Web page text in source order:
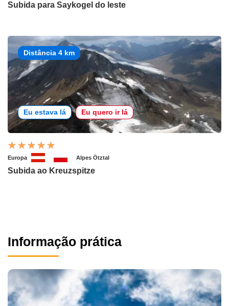
Subida para Saykogel do leste
Distância 4 km
Eu estava lá Eu quero ir lá
Europa Alpes Ötztal
Subida ao Kreuzspitze
Informação prática